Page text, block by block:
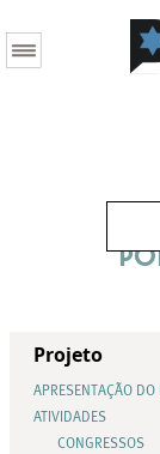
Projeto
APRESENTAÇÃO DO
ATIVIDADES
CONGRESSOS